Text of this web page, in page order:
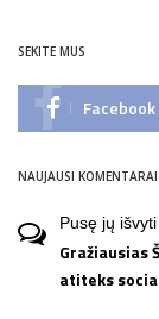
SEKITE MUS
Facebook
NAUJAUSI KOMENTARAI
Pusę jų išvyti
Gražiausias
atiteks